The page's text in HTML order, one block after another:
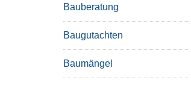
Bauberatung
Baugutachten
Baumängel